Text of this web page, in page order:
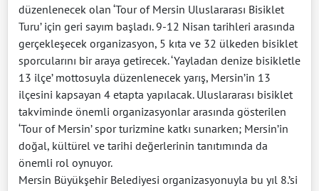
düzenlenecek olan ‘Tour of Mersin Uluslararası Bisiklet
Turu’ için geri sayım başladı. 9-12 Nisan tarihleri arasında
gerçekleşecek organizasyon, 5 kıta ve 32 ülkeden bisiklet
sporcularını bir araya getirecek. ‘Yayladan denize bisikletle
13 ilçe’ mottosuyla düzenlenecek yarış, Mersin’in 13
ilçesini kapsayan 4 etapta yapılacak. Uluslararası bisiklet
takviminde önemli organizasyonlar arasında gösterilen
‘Tour of Mersin’ spor turizmine katkı sunarken; Mersin’in
doğal, kültürel ve tarihi değerlerinin tanıtımında da
önemli rol oynuyor.
Mersin Büyükşehir Belediyesi organizasyonuyla bu yıl 8.’si